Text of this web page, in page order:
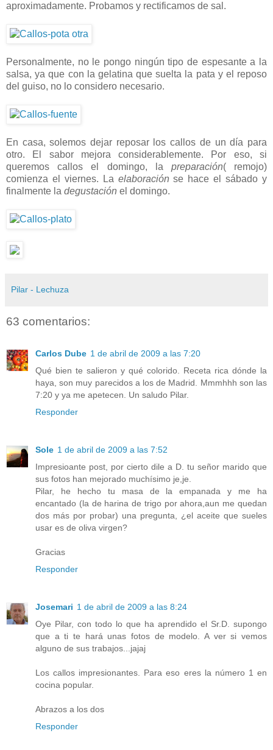
aproximadamente. Probamos y rectificamos de sal.
Personalmente, no le pongo ningún tipo de espesante a la
salsa, ya que con la gelatina que suelta la pata y el reposo
del guiso, no lo considero necesario.
En casa, solemos dejar reposar los callos de un día para
otro. El sabor mejora considerablemente. Por eso, si
queremos callos el domingo, la preparación( remojo)
comienza el viernes. La elaboración se hace el sábado y
finalmente la degustación el domingo.
Pilar - Lechuza
63 comentarios:
Carlos Dube 1 de abril de 2009 a las 7:20
Qué bien te salieron y qué colorido. Receta rica dónde la
haya, son muy parecidos a los de Madrid. Mmmhhh son las
7:20 y ya me apetecen. Un saludo Pilar.
Responder
Sole 1 de abril de 2009 a las 7:52
Impresioante post, por cierto dile a D. tu señor marido que
sus fotos han mejorado muchísimo je,je.
Pilar, he hecho tu masa de la empanada y me ha
encantado (la de harina de trigo por ahora,aun me quedan
dos más por probar) una pregunta, ¿el aceite que sueles
usar es de oliva virgen?
Gracias
Responder
Josemari 1 de abril de 2009 a las 8:24
Oye Pilar, con todo lo que ha aprendido el Sr.D. supongo
que a ti te hará unas fotos de modelo. A ver si vemos
alguno de sus trabajos...jajaj
Los callos impresionantes. Para eso eres la número 1 en
cocina popular.
Abrazos a los dos
Responder